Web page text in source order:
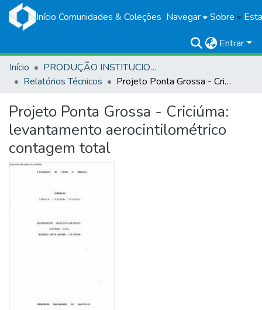
Início Comunidades & Coleções Navegar Sobre
Entrar
Início
PRODUÇÃO INSTITUCIONAL
Relatórios Técnicos
Projeto Ponta Grossa - Criciúma: levantamento aerocintilométrico contagem total
Projeto Ponta Grossa - Criciúma:
levantamento aerocintilométrico
contagem total